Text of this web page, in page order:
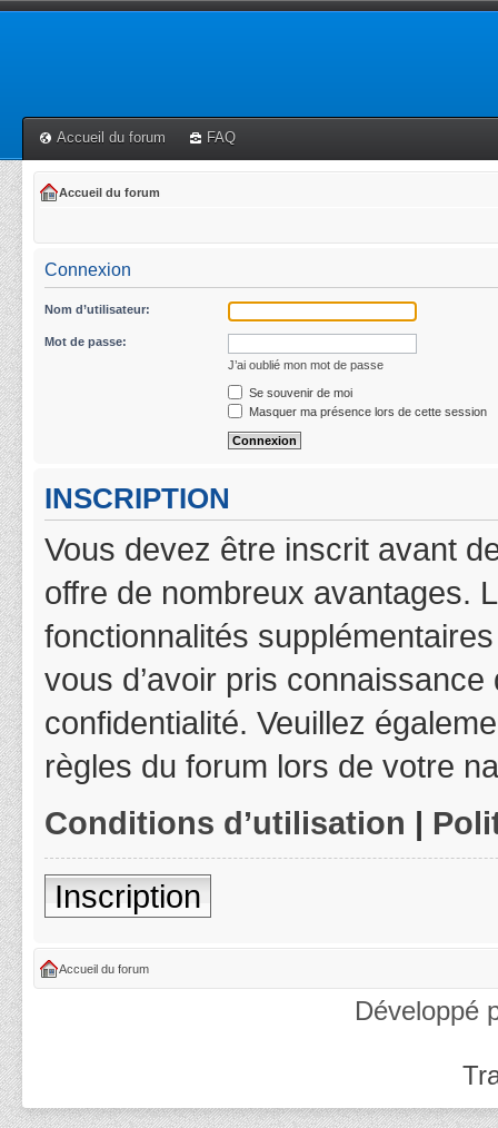
Accueil du forum FAQ
Accueil du forum
Connexion
Nom d’utilisateur:
Mot de passe:
J’ai oublié mon mot de passe
Se souvenir de moi
Masquer ma présence lors de cette session
INSCRIPTION
Vous devez être inscrit avant
offre de nombreux avantages.
fonctionnalités
vous d’avoir pris
confidentialité. Veuillez
règles du forum lors de votre
Conditions d’utilisation |
Inscription
Accueil du forum
Développé